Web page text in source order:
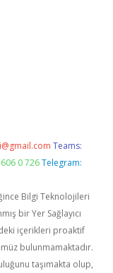
Teams:
0 726 Telegram:
Bilgi Teknolojileri
bir Yer Sağlayıcı
içerikleri proaktif
bulunmamaktadır.
taşımakta olup,